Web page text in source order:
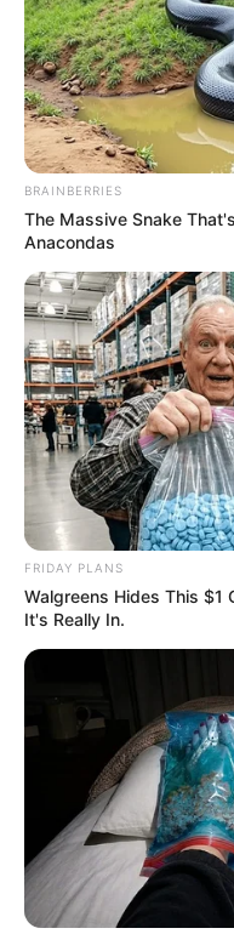
Κύμη Εύβοιας:
μετακόμισε σε
πραγματικότητα
Ακολουθήστε το
News
BRAINBERRIES
The Massive Snake
Anacondas
FRIDAY PLANS
Walgreens Hides This $1
It's Really In.